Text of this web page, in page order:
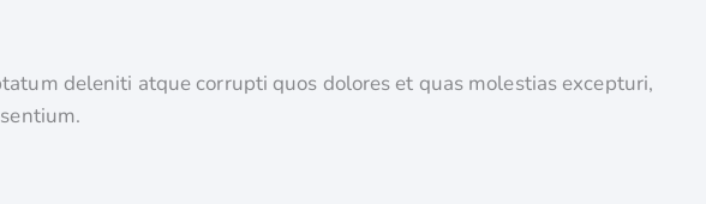
deleniti atque corrupti quos dolores et quas molestias excepturi,